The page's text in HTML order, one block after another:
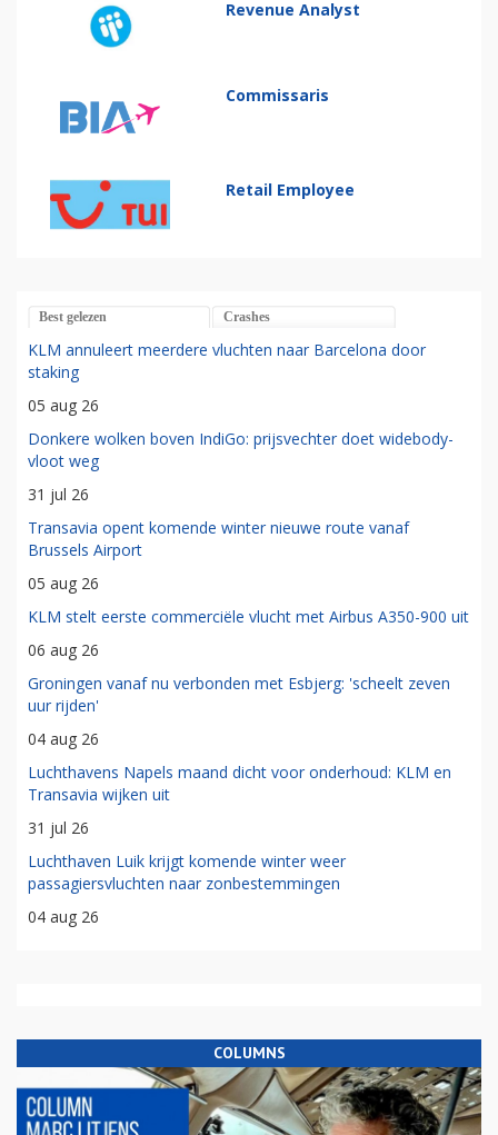
Revenue Analyst
Commissaris
Retail Employee
Best gelezen Crashes
KLM annuleert meerdere vluchten naar Barcelona door
staking
05 aug 26
Donkere wolken boven IndiGo: prijsvechter doet widebody-
vloot weg
31 jul 26
Transavia opent komende winter nieuwe route vanaf
Brussels Airport
05 aug 26
KLM stelt eerste commerciële vlucht met Airbus A350-900 uit
06 aug 26
Groningen vanaf nu verbonden met Esbjerg: 'scheelt zeven
uur rijden'
04 aug 26
Luchthavens Napels maand dicht voor onderhoud: KLM en
Transavia wijken uit
31 jul 26
Luchthaven Luik krijgt komende winter weer
passagiersvluchten naar zonbestemmingen
04 aug 26
COLUMNS